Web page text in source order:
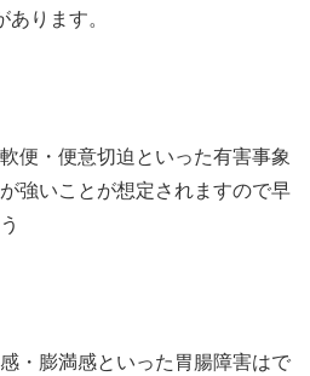
ります。
便・便意切迫といった有害事象
強いことが想定されますので早
・膨満感といった胃腸障害はで